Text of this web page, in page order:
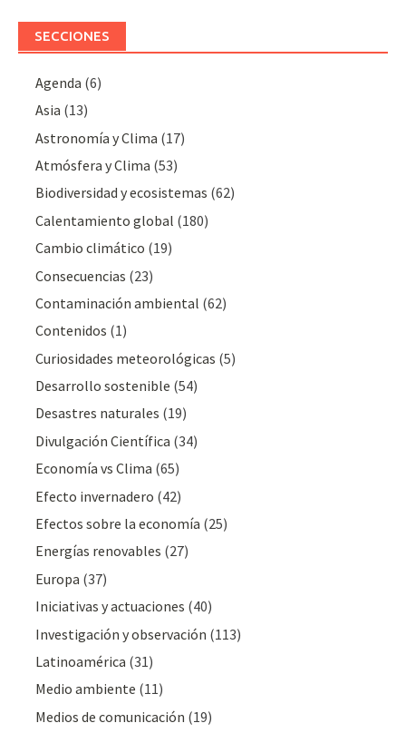
SECCIONES
Agenda (6)
Asia (13)
Astronomía y Clima (17)
Atmósfera y Clima (53)
Biodiversidad y ecosistemas (62)
Calentamiento global (180)
Cambio climático (19)
Consecuencias (23)
Contaminación ambiental (62)
Contenidos (1)
Curiosidades meteorológicas (5)
Desarrollo sostenible (54)
Desastres naturales (19)
Divulgación Cientí­fica (34)
Economía vs Clima (65)
Efecto invernadero (42)
Efectos sobre la economía (25)
Energías renovables (27)
Europa (37)
Iniciativas y actuaciones (40)
Investigación y observación (113)
Latinoamérica (31)
Medio ambiente (11)
Medios de comunicación (19)